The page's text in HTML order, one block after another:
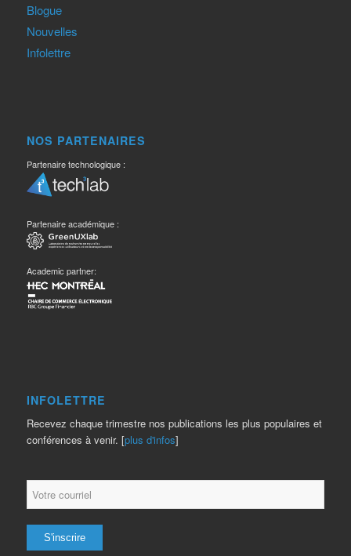
Blogue
Nouvelles
Infolettre
NOS PARTENAIRES
Partenaire technologique :
Partenaire académique :
Academic partner:
INFOLETTRE
Recevez chaque trimestre nos publications les plus populaires et
conférences à venir. [plus d'infos]